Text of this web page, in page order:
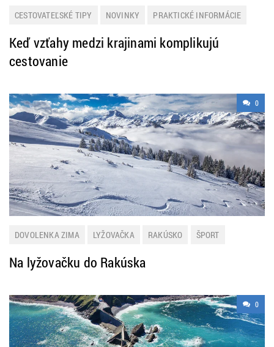
CESTOVATEĽSKÉ TIPY NOVINKY
PRAKTICKÉ INFORMÁCIE
Keď vzťahy medzi krajinami komplikujú
cestovanie
0
DOVOLENKA ZIMA LYŽOVAČKA RAKÚSKO
ŠPORT
Na lyžovačku do Rakúska
0